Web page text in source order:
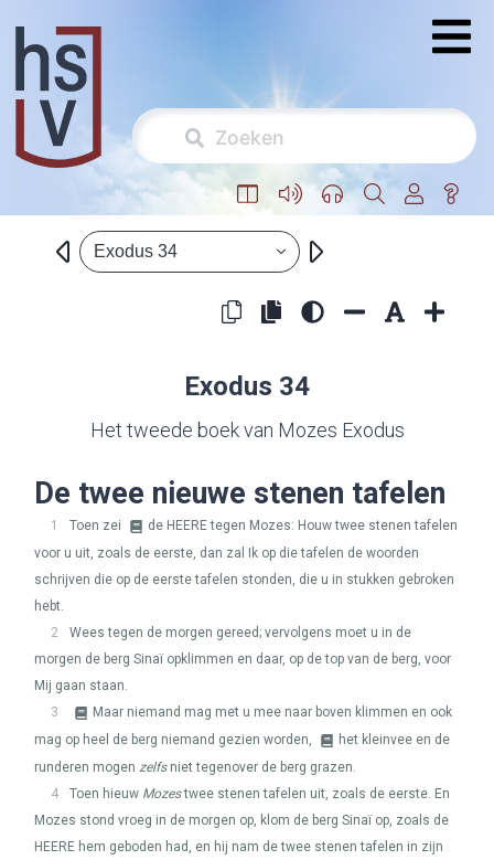
Exodus 34
Exodus 34
Het tweede boek van Mozes Exodus
De twee nieuwe stenen tafelen
1 Toen zei de HEEREtegen Mozes: Houw twee stenen tafelen
voor u uit, zoals de eerste, dan zal Ik op die tafelen de woorden
schrijven die op de eerste tafelen stonden, die u in stukken gebroken
hebt.
2
Wees tegen de morgen gereed; vervolgens moet u in de
morgen de berg Sinaï opklimmen en daar, op de top van de berg, voor
Mij gaan staan.
3
Maar niemand mag met u mee naar boven klimmen en ook
mag op heel de berg niemand gezien worden,
het kleinvee en de
runderen mogen zelfsniet tegenover de berg grazen.
4
Toen hieuw Mozestwee stenen tafelen uit, zoals de eerste. En
Mozes stond vroeg in de morgen op, klom de berg Sinaï op, zoals de
HEERE hem geboden had, en hij nam de twee stenen tafelen in zijn